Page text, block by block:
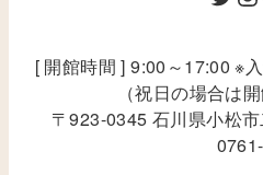
[ 開館時間 ] 9:00～17:00 ※
（祝日の場合は
〒923-0345 石川県小松